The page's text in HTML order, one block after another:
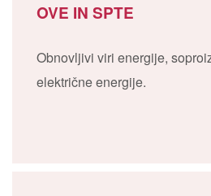
OVE IN SPTE
Obnovljivi viri energije,
električne energije.